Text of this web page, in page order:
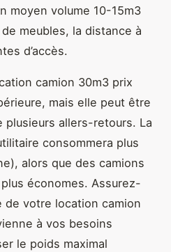
moyen volume 10-15m3
meubles, la distance à
d’accès.
camion 30m3 prix
mais elle peut être
allers-retours. La
consommera plus
alors que des camions
économes. Assurez-
de votre location camion
à vos besoins
le poids maximal